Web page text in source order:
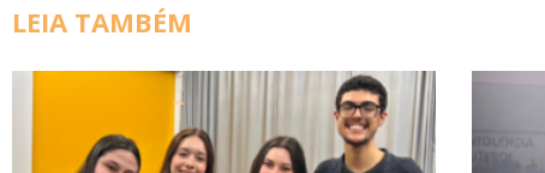
LEIA TAMBÉM